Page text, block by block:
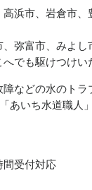
浜市、岩倉市、
弥富市、みよし
へでも駆けつけい
などの水のトラ
あいち水道職人
受付対応